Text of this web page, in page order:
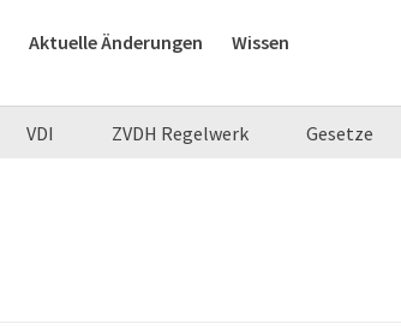
Aktuelle Änderungen Wissen
VDI ZVDH Regelwerk Gesetze